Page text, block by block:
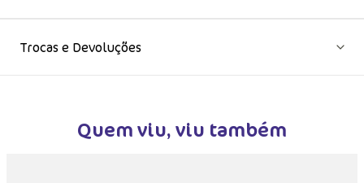
Trocas e Devoluções
Quem viu, viu também